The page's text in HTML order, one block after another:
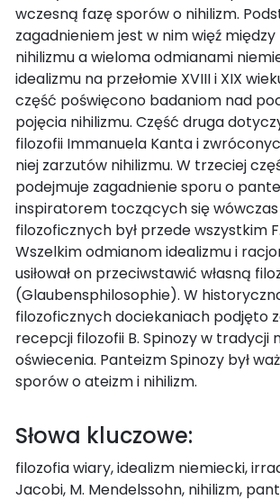
wczesną fazę sporów o nihilizm.
zagadnieniem jest w nim więź
nihilizmu a wieloma odmianami
idealizmu na przełomie XVIII i XIX
część poświęcono badaniom nad
pojęcia nihilizmu. Część druga
filozofii Immanuela Kanta i
niej zarzutów nihilizmu. W trzeciej
podejmuje zagadnienie sporu o
inspiratorem toczących się
filozoficznych był przede wszystkim
Wszelkim odmianom idealizmu i
usiłował on przeciwstawić własną
(Glaubensphilosophie). W
filozoficznych dociekaniach podjęto
recepcji filozofii B. Spinozy w tradycji
oświecenia. Panteizm Spinozy był
sporów o ateizm i nihilizm.
Słowa kluczowe:
filozofia wiary, idealizm niemiecki,
Jacobi, M. Mendelssohn, nihilizm,